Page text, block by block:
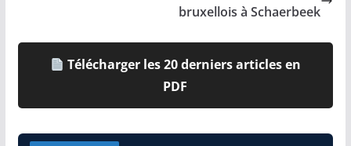
bruxellois à Schaerbeek
Télécharger les 20 derniers articles en
PDF